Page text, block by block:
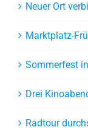
Neuer Ort
Marktplatz-
Sommerfest
Drei
Radtour